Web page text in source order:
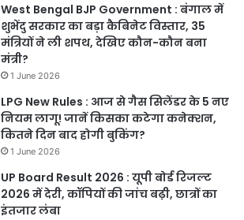
West Bengal BJP Government : बंगाल में
शुभेंदु सरकार का बड़ा कैबिनेट विस्तार, 35
मंत्रियों ने ली शपथ, देखिए कौन-कौन बना
मंत्री?
1 June 2026
LPG New Rules : आज से गैस सिलेंडर के 5 नए
नियम लागू! जानें किसका कटेगा कनेक्शन,
कितने दिन बाद होगी बुकिंग?
1 June 2026
UP Board Result 2026 : यूपी बोर्ड रिजल्ट
2026 में देरी, कॉपियों की जांच बढ़ी, छात्रों का
इंतजार लंबा